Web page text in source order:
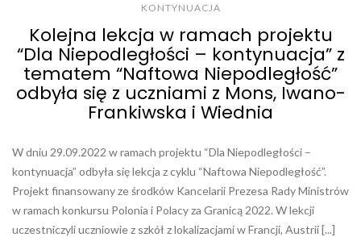
KONTYNUACJA
Kolejna lekcja w ramach projektu
“Dla Niepodległości – kontynuacja” z
tematem “Naftowa Niepodległość”
odbyła się z uczniami z Mons, Iwano-
Frankiwska i Wiednia
W dniu 29.09.2022 w ramach projektu “Dla Niepodległości –
kontynuacja” odbyła się lekcja z cyklu “Naftowa Niepodległość”.
Projekt finansowany ze środków Kancelarii Prezesa Rady Ministrów
w ramach konkursu Polonia i Polacy za Granicą 2022. W lekcji
uczestniczyli uczniowie z szkół z lokalizacjami w Francji, Austrii [...]